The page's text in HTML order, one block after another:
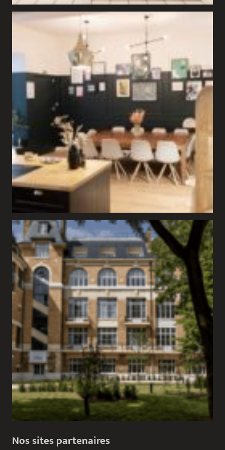
Nos sites partenaires